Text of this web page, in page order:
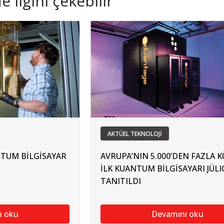
BİLGİSAYAR
oku
AKTÜEL TEKNOLOJİ
AVRUPA’NIN 5.000’DEN FAZLA
İLK KUANTUM BİLGİSAYARI
TANITILDI
Devamını oku